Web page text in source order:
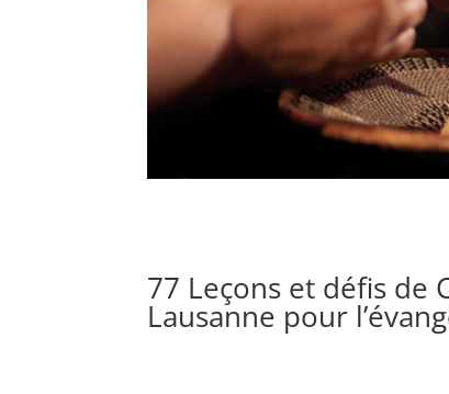
77 Leçons et défis de
Lausanne pour